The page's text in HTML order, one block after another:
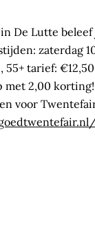
De Lutte
zaterdag
tarief:
met 2,00 korting!
voor